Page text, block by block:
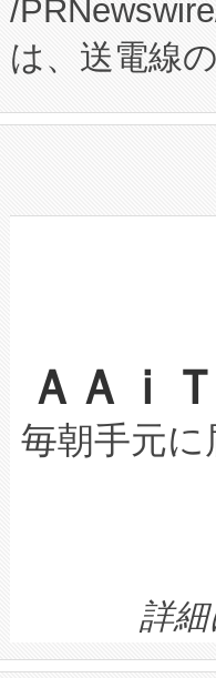
プログラム
に関する技
構造化トレ
上げおよび
設備整備お
加組織は、
選定された
取得できる
設には、3
最高経営責
す。「当社
ームを利用
きます。こ
た。 Voltaiq
定、統合、
安全性を追
増加してい
る電力網に
事業者の負
系統連系を
限を超えて
持できるよ
ービスレベ
テリー性能
念は、現在
ます。
quality and
BESS stack
/
は、送電線
や穀物倉庫
リューショ
したAvia 2
狭視野の
ケーブル、
なレーザー
な環境下で
キロメート
LiDAR for
は1535 nm
イズの小径
す。ノーマ
ートル先ま
ＡＡｉ
毎朝手元
詳